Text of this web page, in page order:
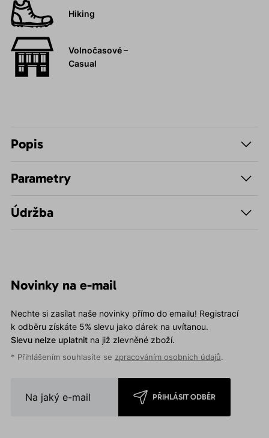
Hiking
Volnočasové –
Casual
Popis
Parametry
Údržba
Novinky na e-mail
Nechte si zasílat naše novinky přímo do emailu! Registrací
k odběru získáte 5% slevu jako dárek na uvítanou.
Slevu nelze uplatnitna již zlevněné zboží.
* Přihlášením souhlasíte se zpracováním osobních údajů.
PŘIHLÁSIT ODBĚR